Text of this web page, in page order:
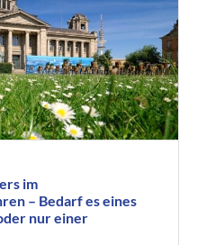
im
– Bedarf es eines
nur einer